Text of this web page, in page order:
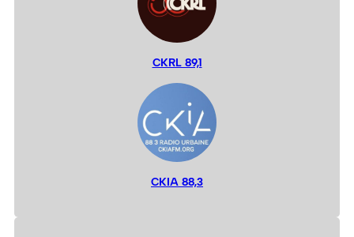
CKRL 89,1
CKIA 88,3